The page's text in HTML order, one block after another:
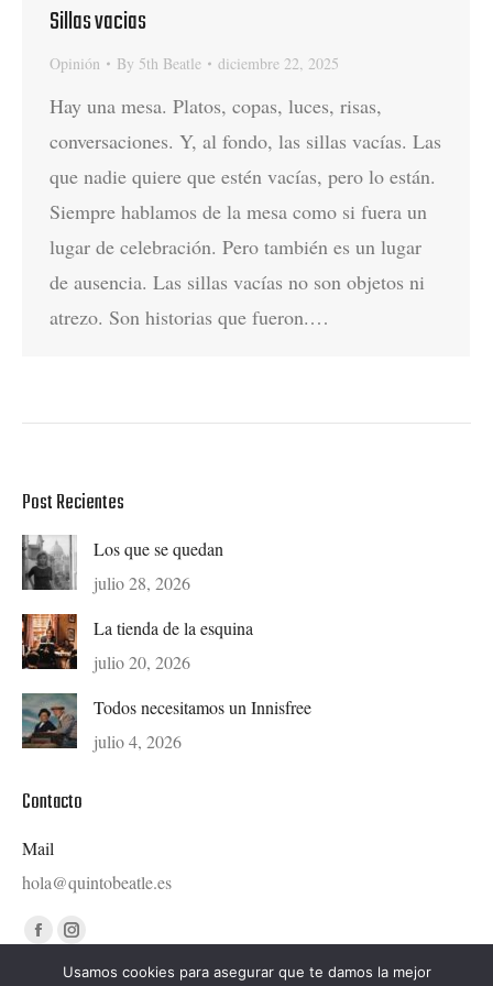
Sillas vacias
Opinión By 5th Beatle diciembre 22, 2025
Hay una mesa. Platos, copas, luces, risas,
conversaciones. Y, al fondo, las sillas vacías. Las
que nadie quiere que estén vacías, pero lo están.
Siempre hablamos de la mesa como si fuera un
lugar de celebración. Pero también es un lugar
de ausencia. Las sillas vacías no son objetos ni
atrezo. Son historias que fueron.…
Post Recientes
Los que se quedan
julio 28, 2026
La tienda de la esquina
julio 20, 2026
Todos necesitamos un Innisfree
julio 4, 2026
Contacto
Mail
hola@quintobeatle.es
Find us on:
Facebook
page
Instagram
page
Usamos cookies para asegurar que te damos la mejor